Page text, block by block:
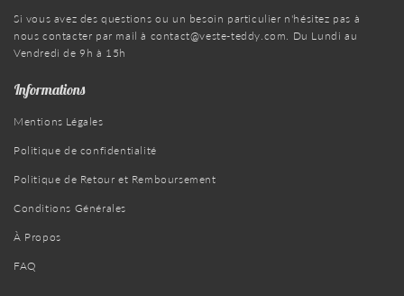
Si vous avez des questions ou un besoin particulier n'hésitez pas à
nous contacter par mail à contact@veste-teddy.com . Du Lundi au
Vendredi de 9h à 15h
Informations
Mentions Légales
Politique de confidentialité
Politique de Retour et Remboursement
Conditions Générales
À Propos
FAQ